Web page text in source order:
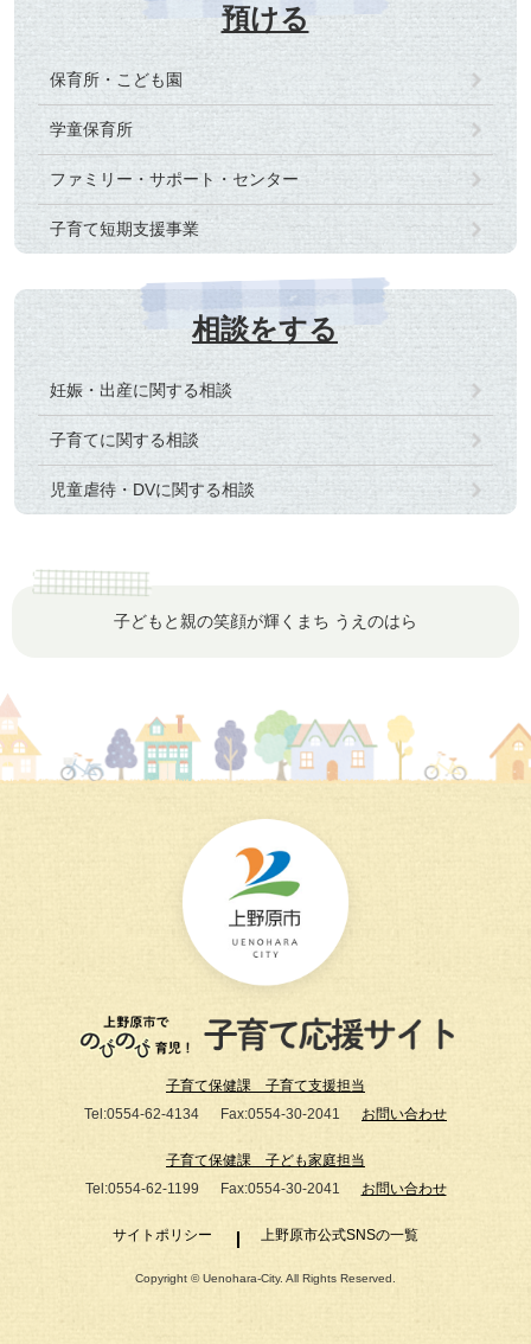
預ける
保育所・こども園
学童保育所
ファミリー・サポート・センター
子育て短期支援事業
相談をする
妊娠・出産に関する相談
子育てに関する相談
児童虐待・DVに関する相談
子どもと親の笑顔が輝くまち うえのはら
子育て保健課 子育て支援担当
Tel:0554-62-4134
Fax:0554-30-2041 お問い合わせ
子育て保健課 子ども家庭担当
Tel:0554-62-1199
Fax:0554-30-2041 お問い合わせ
サイトポリシー 上野原市公式SNSの一覧
Copyright © Uenohara-City. All Rights Reserved.